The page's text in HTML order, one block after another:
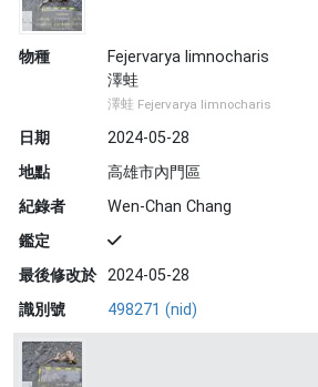
物種
Fejervarya limnocharis
澤蛙
澤蛙 Fejervarya limnocharis
日期
2024-05-28
地點
高雄市內門區
紀錄者
Wen-Chan Chang
鑑定
最後修改於 2024-05-28
識別號
498271 (nid)